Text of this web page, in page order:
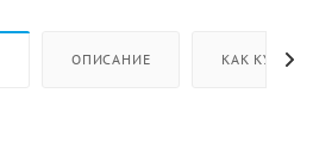
ОПИСАНИЕ КАК КУПИТЬ